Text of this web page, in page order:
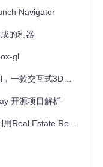
您的React项目快速
，便于测试和
底层定位API的复杂
验。赶快将其纳入您
旅吧！
在其示例中运行代
Navigator
的利器
gl
交互式3D地图库
开源项目解析
App构建您的梦想家园应用